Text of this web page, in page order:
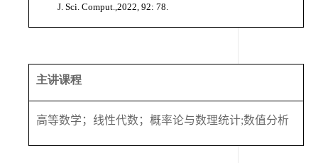
J. Sci. Comput.,2022, 92: 78.
主讲课程
高等数学；线性代数；概率论与数理统计;数值分析